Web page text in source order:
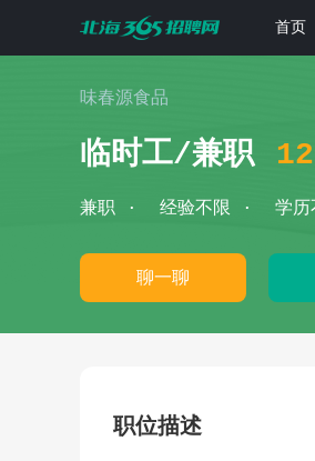
首页
味春源食品
临时工/兼职
兼职 经验不限 学历
聊一聊
职位描述